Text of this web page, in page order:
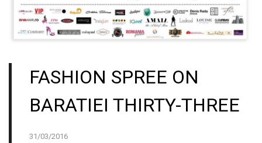
FASHION SPREE ON
BARATIEI THIRTY-THREE
31/03/2016